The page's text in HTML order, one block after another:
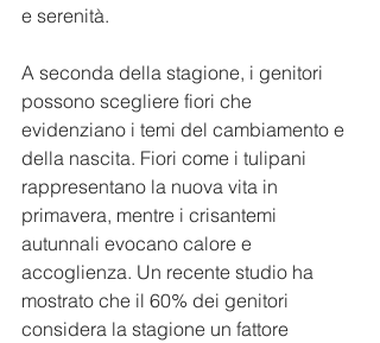
e serenità.
A seconda della stagione, i genitori
possono scegliere fiori che
evidenziano i temi del cambiamento e
della nascita. Fiori come i tulipani
rappresentano la nuova vita in
primavera, mentre i crisantemi
autunnali evocano calore e
accoglienza. Un recente studio ha
mostrato che il 60% dei genitori
considera la stagione un fattore